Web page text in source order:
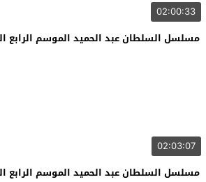
02:00:33
مسلسل السلطان عبد الحميد الموسم الرابع
02:03:07
مسلسل السلطان عبد الحميد الموسم الرابع